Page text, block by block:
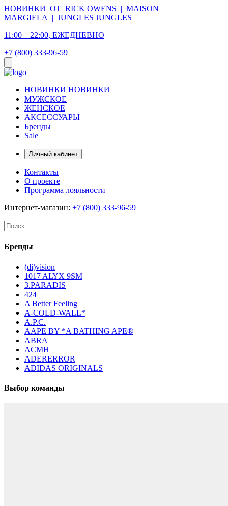
НОВИНКИ ОТ RICK OWENS | MAISON
MARGIELA
| JUNGLES JUNGLES
11:00 – 22:00, ЕЖЕДНЕВНО
+7 (800) 333-96-59
НОВИНКИ НОВИНКИ
МУЖСКОЕ
ЖЕНСКОЕ
АКСЕССУАРЫ
Бренды
Sale
Личный кабинет
Контакты
О проекте
Программа лояльности
Интернет-магазин: +7 (800) 333-96-59
Бренды
(di)vision
1017 ALYX 9SM
3.PARADIS
424
A Better Feeling
A-COLD-WALL*
A.P.C.
AAPE BY *A BATHING APE®
ABRA
ACMH
ADERERROR
ADIDAS ORIGINALS
Выбор команды